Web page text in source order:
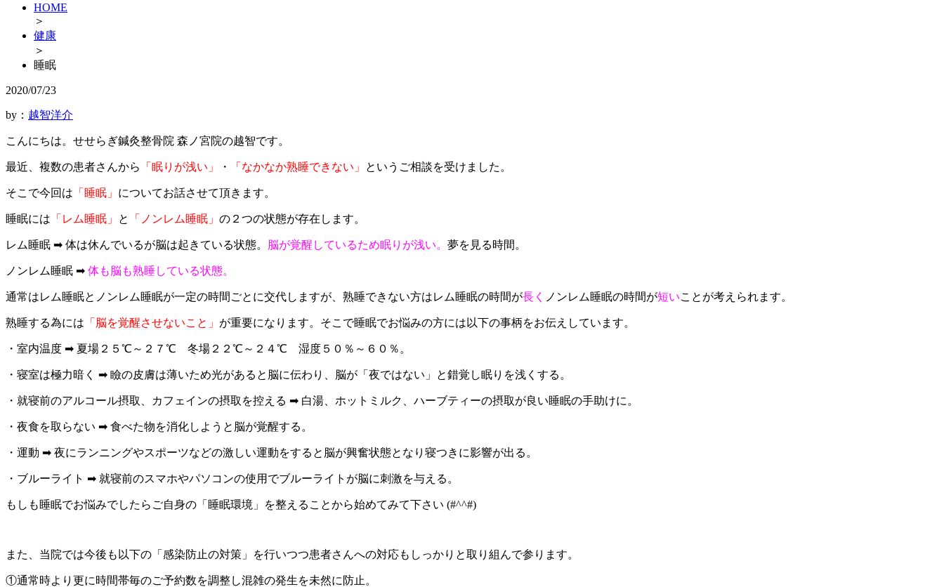
HOME
＞
健康
＞
睡眠
2020/07/23
by： 越智洋介
こんにちは。せせらぎ鍼灸整骨院 森ノ宮院の越智です。
最近、複数の患者さんから 「眠りが浅い」 ・ 「なかなか熟睡できない」 というご相談を受けました。
そこで今回は 「睡眠」 についてお話させて頂きます。
睡眠には 「レム睡眠」 と 「ノンレム睡眠」 の２つの状態が存在します。
レム睡眠 ➡ 体は休んでいるが脳は起きている状態。 脳が覚醒しているため眠りが浅い。 夢を見る時間。
ノンレム睡眠 ➡ 体も脳も熟睡している状態。
通常はレム睡眠とノンレム睡眠が一定の時間ごとに交代しますが、熟睡できない方はレム睡眠の時間が長く ノンレム睡眠の時間が短いことが考えられます。
熟睡する為には 「脳を覚醒させないこと」 が重要になります。そこで睡眠でお悩みの方には以下の事柄をお伝えしています。
・室内温度 ➡ 夏場２５℃～２７℃ 冬場２２℃～２４℃ 湿度５０％～６０％。
・寝室は極力暗く ➡ 瞼の皮膚は薄いため光があると脳に伝わり、脳が「夜ではない」と錯覚し眠りを浅くする。
・就寝前のアルコール摂取、カフェインの摂取を控える ➡ 白湯、ホットミルク、ハーブティーの摂取が良い睡眠の手助けに。
・夜食を取らない ➡ 食べた物を消化しようと脳が覚醒する。
・運動 ➡ 夜にランニングやスポーツなどの激しい運動をすると脳が興奮状態となり寝つきに影響が出る。
・ブルーライト ➡ 就寝前のスマホやパソコンの使用でブルーライトが脳に刺激を与える。
もしも睡眠でお悩みでしたらご自身の「睡眠環境」を整えることから始めてみて下さい (#^^#)
また、当院では今後も以下の「感染防止の対策」を行いつつ患者さんへの対応もしっかりと取り組んで参ります。
①通常時より更に時間帯毎のご予約数を調整し混雑の発生を未然に防止。